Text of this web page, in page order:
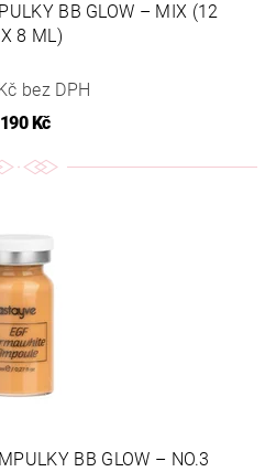
BB GLOW – MIX (12
8 ML)
bez DPH
Kč
BB GLOW – NO.3